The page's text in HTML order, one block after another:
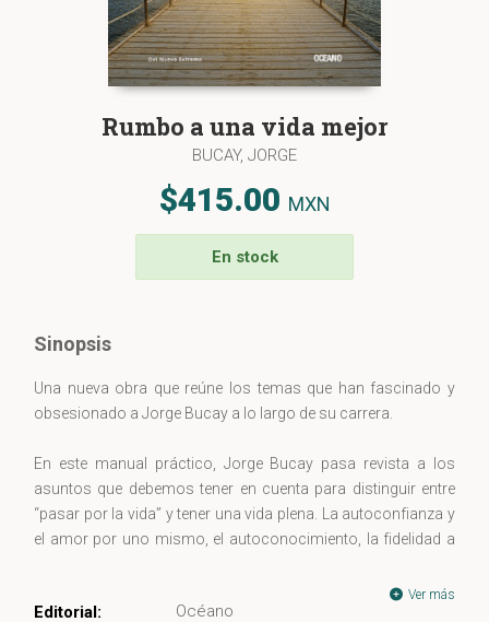
Rumbo a una vida mejor
BUCAY, JORGE
$415.00 MXN
En stock
Sinopsis
Una nueva obra que reúne los temas que han fascinado y
obsesionado a Jorge Bucay a lo largo de su carrera.
En este manual práctico, Jorge Bucay pasa revista a los
asuntos que debemos tener en cuenta para distinguir entre
“pasar por la vida” y tener una vida plena. La autoconfianza y
el amor por uno mismo, el autoconocimiento, la fidelidad a
vínculos sanos y nocivos, los prejuicios sociales que
influyen en nuestras decisiones cotidianas, son algunas de
Ver más
Editorial:
Océano